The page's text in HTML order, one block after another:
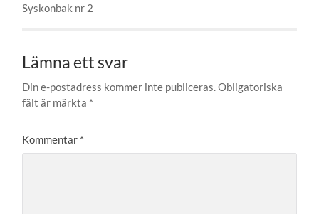
Syskonbak nr 2
Lämna ett svar
Din e-postadress kommer inte publiceras.Obligatoriska
fält är märkta *
Kommentar *